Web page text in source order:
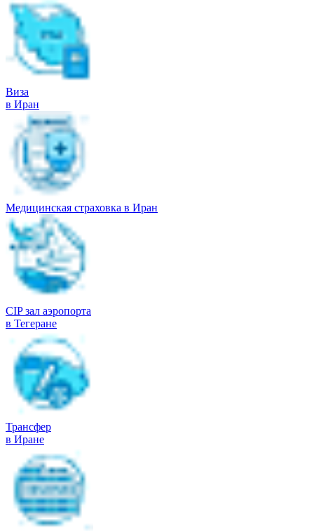
Виза
в Иран
Медицинская страховка в Иран
CIP зал аэропорта
в Тегеране
Трансфер
в Иране